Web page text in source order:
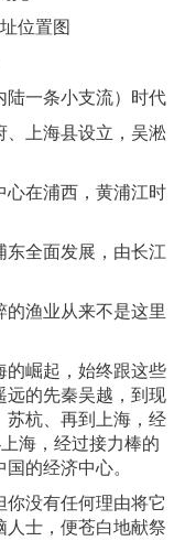
位置图
一条小支流）时代
上海县设立，吴淞
在浦西，黄浦江时
全面发展，由长江
渔业从来不是这里
崛起，始终跟这些
远的先秦吴越，到现
苏杭、再到上海，经
海，经过接力棒的
的经济中心。
没有任何理由将它
人士，便苍白地献祭